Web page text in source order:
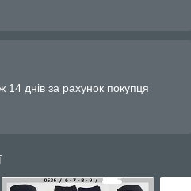
днів за рахунок покупця